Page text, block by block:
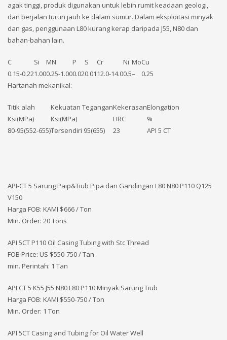
agak tinggi, produk digunakan untuk lebih rumit keadaan geologi,
dan berjalan turun jauh ke dalam sumur. Dalam eksploitasi minyak
dan gas, penggunaan L80 kurang kerap daripada J55, N80 dan
bahan-bahan lain.
C Si MN P S Cr Ni MoCu
0.15-0.221.000.25-1.000.020.0112.0-14.00.5–
0.25
Hartanah mekanikal:
Titik alah Kekuatan TeganganKekerasanElongation
Ksi(MPa)
Ksi(MPa) HRC
%
80-95(552-655)Tersendiri 95(655) 23 API 5 CT
API-CT 5 Sarung Paip&Tiub Pipa dan Gandingan L80 N80 P110 Q125
V150
Harga FOB: KAMI $666 / Ton
Min. Order: 20 Tons
API 5CT P110 Oil Casing Tubing with Stc Thread
FOB Price: US $550-750 / Tan
min. Perintah: 1 Tan
API CT 5 K55 J55 N80 L80 P110 Minyak Sarung Tiub
Harga FOB: KAMI $550-750 / Ton
Min. Order: 1 Ton
API 5CT Casing and Tubing for Oil Water Well